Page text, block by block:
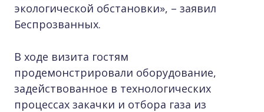
экологической обстановки», – заявил
Беспрозванных.
В ходе визита гостям
продемонстрировали оборудование,
задействованное в технологических
процессах закачки и отбора газа из